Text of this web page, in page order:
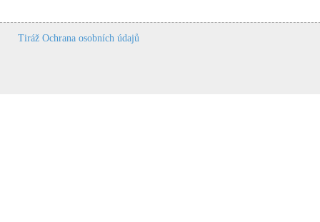
Tiráž Ochrana osobních údajů